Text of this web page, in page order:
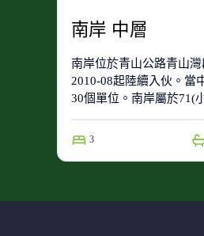
南岸 中層
南岸位於青山公路青山
2010-08起陸續入伙。當
30個單位。南岸屬於71(
網)。
3